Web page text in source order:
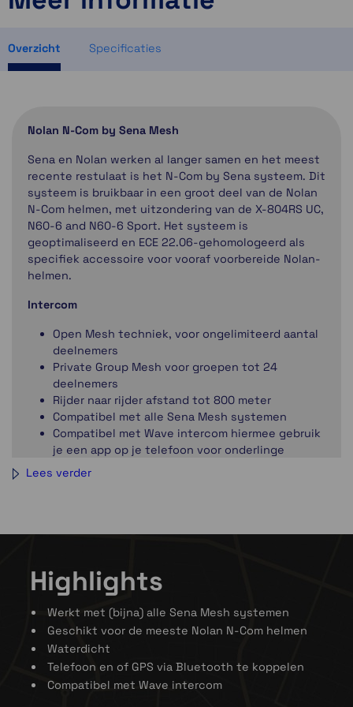
1 op voorraad
Overzicht Specificaties
Nolan N-Com by Sena Mesh
Sena en Nolan werken al langer samen en het meest
recente restulaat is het N-Com by Sena systeem. Dit
systeem is bruikbaar in een groot deel van de Nolan
N-Com helmen, met uitzondering van de X-804RS UC,
N60-6 and N60-6 Sport. Het systeem is
geoptimaliseerd en ECE 22.06-gehomologeerd als
specifiek accessoire voor vooraf voorbereide Nolan-
helmen.
Intercom
Open Mesh techniek, voor ongelimiteerd aantal
deelnemers
Private Group Mesh voor groepen tot 24
deelnemers
Rijder naar rijder afstand tot 800 meter
Compatibel met alle Sena Mesh systemen
Compatibel met Wave intercom hiermee gebruik
je een app op je telefoon voor onderlinge
verbinding. Hiermee is het mogelijk om met
telefoons, of 1 telefoon en 1 gps apparaat)
Speed Dial, programmeer 3 nummers om
makkelijk te kunnen bellen
Compatibel met de N-Com Easyset App
Multimedia
Luister en dele muziek van je telefoon via
Lees verder
Highlights
Werkt met (bijna) alle Sena Mesh systemen
Geschikt voor de meeste Nolan N-Com helmen
Waterdicht
Telefoon en of GPS via Bluetooth te koppelen
Compatibel met Wave intercom